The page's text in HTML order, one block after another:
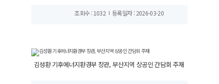
조회수 : 1032 등록일자 : 2026-03-20
김성환 기후에너지환경부 장관, 부산지역 상공인 간담회 주재